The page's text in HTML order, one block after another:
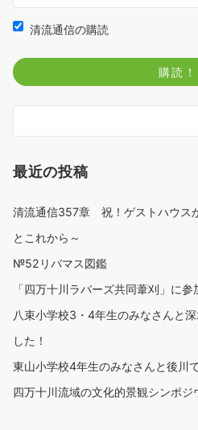
清流通信の購読
最近の投稿
清流通信357章 祝！ゲストハウス
とこれから～
№52リバマス図鑑
「四万十川ラバーズ共同葦刈」に参
八束小学校3・4年生のみなさんと
した！
東山小学校4年生のみなさんと後川
四万十川流域の文化的景観シンポジ